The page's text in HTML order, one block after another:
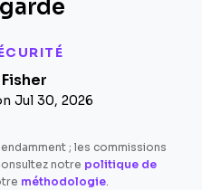
Jul 30, 2026
; les commissions
notre politique de
méthodologie.